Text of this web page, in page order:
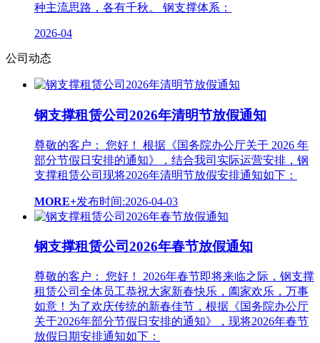
种主流思路，各有千秋。 钢支撑体系：
2026-04
公司动态
钢支撑租赁公司2026年清明节放假通知
尊敬的客户： 您好！ 根据《国务院办公厅关于 2026 年
部分节假日安排的通知》，结合我司实际运营安排，钢
支撑租赁公司现将2026年清明节放假安排通知如下：
MORE+发布时间:2026-04-03
钢支撑租赁公司2026年春节放假通知
尊敬的客户： 您好！ 2026年春节即将来临之际，钢支撑
租赁公司全体员工恭祝大家新春快乐，阖家欢乐，万事
如意！为了欢庆传统的新春佳节，根据《国务院办公厅
关于2026年部分节假日安排的通知》，现将2026年春节
放假日期安排通知如下：